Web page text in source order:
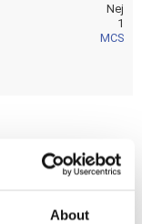
About
Nej
1
MCS